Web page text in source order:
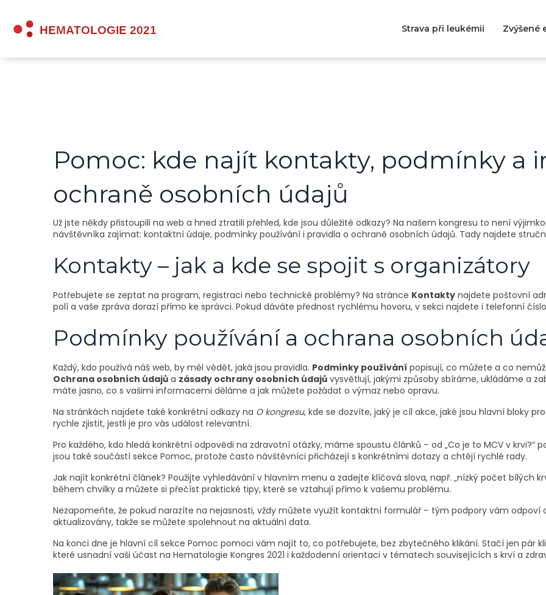
Strava při leukémii Zvýšené
Pomoc: kde najít kontakty, podmínky a
ochraně osobních údajů
Už jste někdy přistoupili na web a hned ztratili přehled, kde jsou důležité odkazy? Na našem kongresu to není
návštěvníka zajímat: kontaktní údaje, podmínky používání i pravidla o ochraně osobních údajů. Tady najdete
Kontakty – jak a kde se spojit s organizátory
Potřebujete se zeptat na program, registraci nebo technické problémy? Na stránce Kontakty najdete poštovní
polí a vaše zpráva dorazí přímo ke správci. Pokud dáváte přednost rychlému hovoru, v sekci najdete i telefonní
Podmínky používání a ochrana osobních
Každý, kdo používá náš web, by měl vědět, jaká jsou pravidla. Podmínky používání popisují, co můžete a co
Ochrana osobních údajů a zásady ochrany osobních údajů vysvětlují, jakými způsoby sbíráme, ukládáme a
máte jasno, co s vašimi informacemi děláme a jak můžete požádat o výmaz nebo opravu.
Na stránkách najdete také konkrétní odkazy na O kongresu, kde se dozvíte, jaký je cíl akce, jaké jsou hlavní bloky
rychle zjistit, jestli je pro vás událost relevantní.
Pro každého, kdo hledá konkrétní odpovědi na zdravotní otázky, máme spoustu článků – od „Co je to MCV v krvi?“
jsou také součástí sekce Pomoc, protože často návštěvníci přicházejí s konkrétními dotazy a chtějí rychlé rady.
Jak najít konkrétní článek? Použijte vyhledávání v hlavním menu a zadejte klíčová slova, např. „nízký počet bílých
během chvilky a můžete si přečíst praktické tipy, které se vztahují přímo k vašemu problému.
Nezapomeňte, že pokud narazíte na nejasnosti, vždy můžete využít kontaktní formulář – tým podpory vám odpoví
aktualizovány, takže se můžete spolehnout na aktuální data.
Na konci dne je hlavní cíl sekce Pomoc pomoci vám najít to, co potřebujete, bez zbytečného klikání. Stačí jen
které usnadní vaši účast na Hematologie Kongres 2021 i každodenní orientaci v tématech souvisejících s krví a